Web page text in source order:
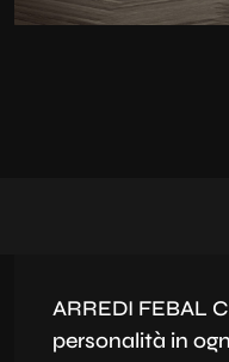
ARREDI FEBAL
personalità in